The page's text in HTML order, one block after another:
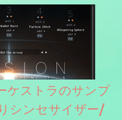
ケストラのサンプ
シンセサイザー/